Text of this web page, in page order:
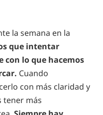
la semana en la
que intentar
con lo que hacemos
Cuando
con más claridad y
tener más